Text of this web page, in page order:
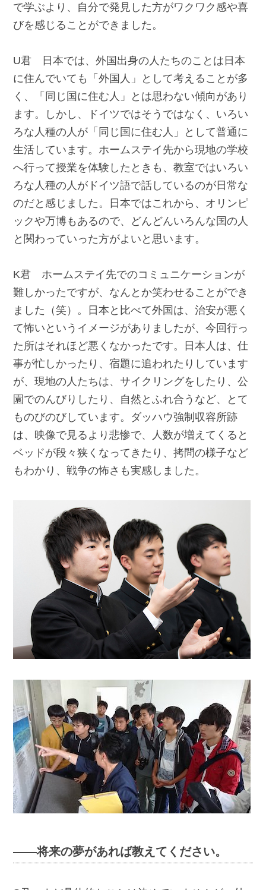
で学ぶより、自分で発見した方がワクワク感や喜
びを感じることができました。
U君 日本では、外国出身の人たちのことは日本
に住んでいても「外国人」として考えることが多
く、「同じ国に住む人」とは思わない傾向があり
ます。しかし、ドイツではそうではなく、いろい
ろな人種の人が「同じ国に住む人」として普通に
生活しています。ホームステイ先から現地の学校
へ行って授業を体験したときも、教室ではいろい
ろな人種の人がドイツ語で話しているのが日常な
のだと感じました。日本ではこれから、オリンピ
ックや万博もあるので、どんどんいろんな国の人
と関わっていった方がよいと思います。
K君 ホームステイ先でのコミュニケーションが
難しかったですが、なんとか笑わせることができ
ました（笑）。日本と比べて外国は、治安が悪く
て怖いというイメージがありましたが、今回行っ
た所はそれほど悪くなかったです。日本人は、仕
事が忙しかったり、宿題に追われたりしています
が、現地の人たちは、サイクリングをしたり、公
園でのんびりしたり、自然とふれ合うなど、とて
ものびのびしています。ダッハウ強制収容所跡
は、映像で見るより悲惨で、人数が増えてくると
ベッドが段々狭くなってきたり、拷問の様子など
もわかり、戦争の怖さも実感しました。
――将来の夢があれば教えてください。